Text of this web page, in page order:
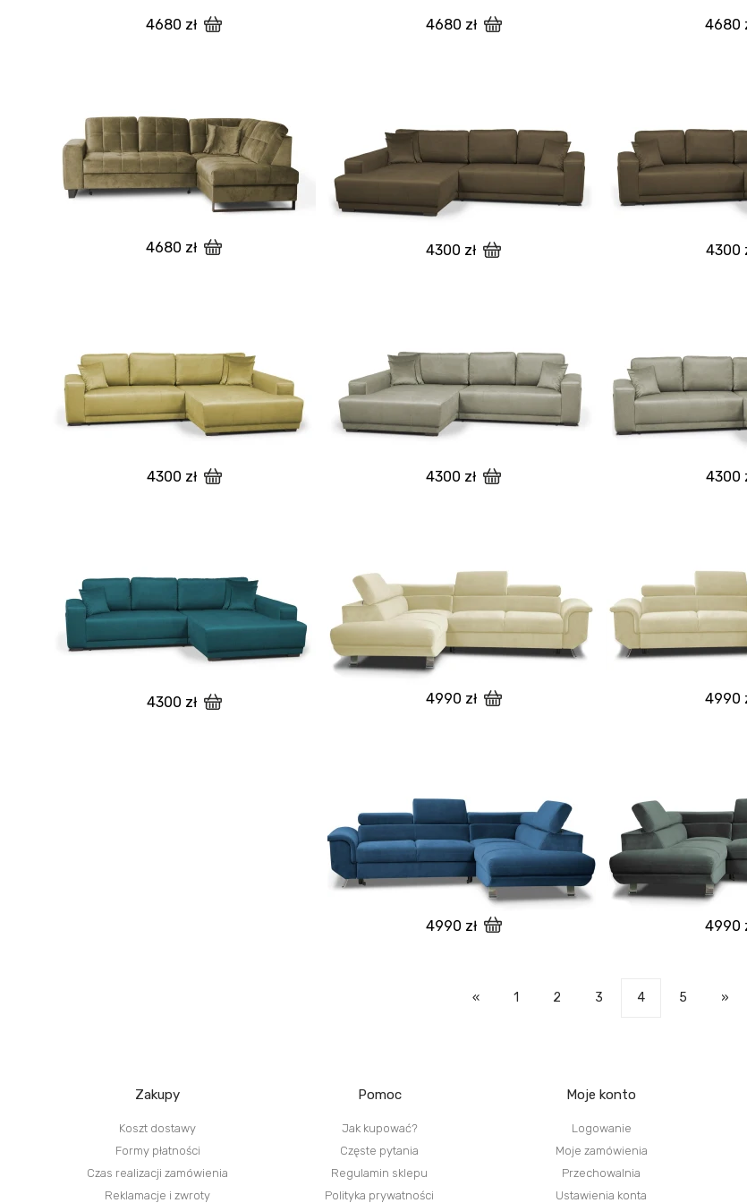
4680 zł 4680 zł 4680
4680 zł 4300 zł 4300
4300 zł 4300 zł 4300
4300 zł 4990 zł 4990
4990 zł 4990
« 1 2 3 4 5 »
Zakupy
Koszt dostawy
Formy płatności
Czas realizacji zamówienia
Reklamacje i zwroty
Pomoc
Jak kupować?
Częste pytania
Regulamin sklepu
Polityka prywatności
Moje konto
Logowanie
Moje zamówienia
Przechowalnia
Ustawienia konta